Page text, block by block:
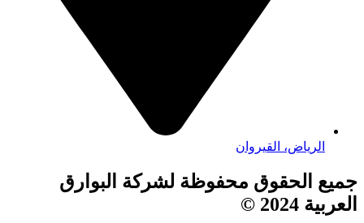
الرياض، القيروان
جميع الحقوق محفوظة لشركة البوارق
العربية 2024 ©